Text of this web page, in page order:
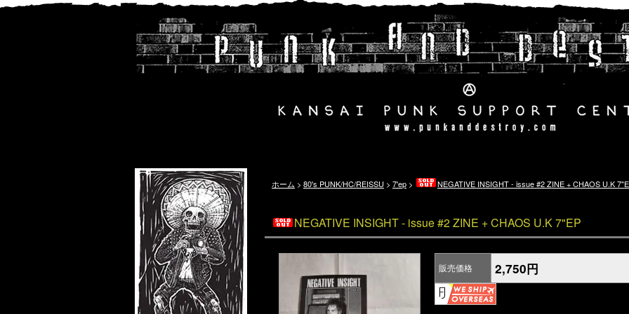
ホーム > 80's PUNK/HC/REISSU > 7'ep > NEGATIVE INSIGHT - issue #2 ZINE + CHAOS U.K
NEGATIVE INSIGHT - issue #2 ZINE + CHAOS U.K 7"EP
販売価格 2,750円